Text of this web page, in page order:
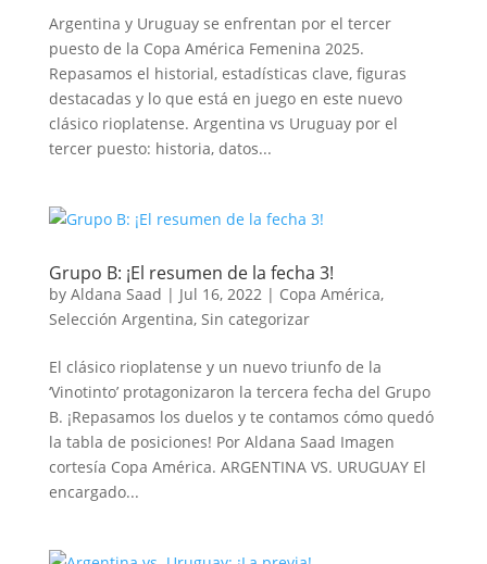
Argentina y Uruguay se enfrentan por el tercer
puesto de la Copa América Femenina 2025.
Repasamos el historial, estadísticas clave, figuras
destacadas y lo que está en juego en este nuevo
clásico rioplatense. Argentina vs Uruguay por el
tercer puesto: historia, datos...
Grupo B: ¡El resumen de la fecha 3!
by Aldana Saad | Jul 16, 2022| Copa América,
Selección Argentina, Sin categorizar
El clásico rioplatense y un nuevo triunfo de la
‘Vinotinto’ protagonizaron la tercera fecha del Grupo
B. ¡Repasamos los duelos y te contamos cómo quedó
la tabla de posiciones! Por Aldana Saad Imagen
cortesía Copa América. ARGENTINA VS. URUGUAY El
encargado...